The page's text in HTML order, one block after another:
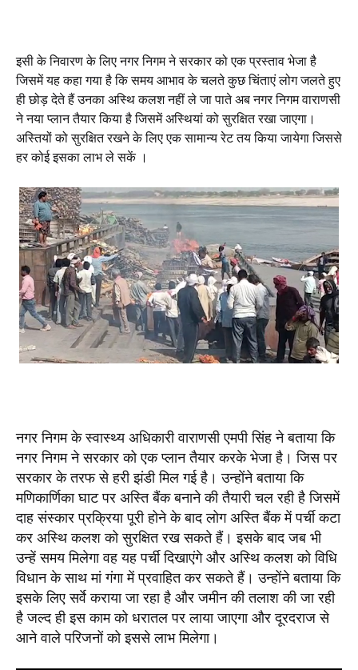
इसी के निवारण के लिए नगर निगम ने सरकार को एक प्रस्ताव भेजा है
जिसमें यह कहा गया है कि समय आभाव के चलते कुछ चिंताएं लोग जलते हुए
ही छोड़ देते हैं उनका अस्थि कलश नहीं ले जा पाते अब नगर निगम वाराणसी
ने नया प्लान तैयार किया है जिसमें अस्थियां को सुरक्षित रखा जाएगा।
अस्तियों को सुरक्षित रखने के लिए एक सामान्य रेट तय किया जायेगा जिससे
हर कोई इसका लाभ ले सकें ।
नगर निगम के स्वास्थ्य अधिकारी वाराणसी एमपी सिंह ने बताया कि
नगर निगम ने सरकार को एक प्लान तैयार करके भेजा है। जिस पर
सरकार के तरफ से हरी झंडी मिल गई है। उन्होंने बताया कि
मणिकार्णिका घाट पर अस्ति बैंक बनाने की तैयारी चल रही है जिसमें
दाह संस्कार प्रक्रिया पूरी होने के बाद लोग अस्ति बैंक में पर्ची कटा
कर अस्थि कलश को सुरक्षित रख सकते हैं। इसके बाद जब भी
उन्हें समय मिलेगा वह यह पर्ची दिखाएंगे और अस्थि कलश को विधि
विधान के साथ मां गंगा में प्रवाहित कर सकते हैं। उन्होंने बताया कि
इसके लिए सर्वे कराया जा रहा है और जमीन की तलाश की जा रही
है जल्द ही इस काम को धरातल पर लाया जाएगा और दूरदराज से
आने वाले परिजनों को इससे लाभ मिलेगा।